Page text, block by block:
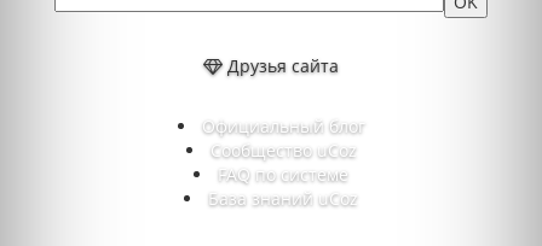
Друзья сайта
Официальный блог
Сообщество uCoz
FAQ по системе
База знаний uCoz